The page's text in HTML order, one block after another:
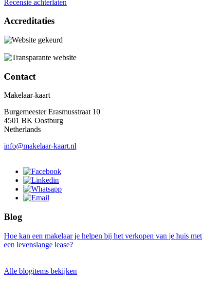
Recensie achterlaten
Accreditaties
Contact
Makelaar-kaart
Burgemeester Erasmusstraat 10
4501 BK Oostburg
Netherlands
info@makelaar-kaart.nl
Blog
Hoe kan een makelaar je helpen bij het verkopen van je huis met
een levenslange lease?
Alle blogitems bekijken